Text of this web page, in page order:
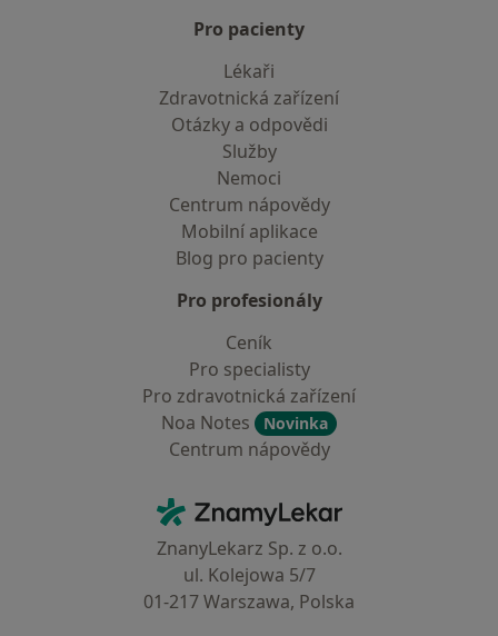
Pro pacienty
Lékaři
Zdravotnická zařízení
Otázky a odpovědi
Služby
Nemoci
Centrum nápovědy
Mobilní aplikace
Blog pro pacienty
Pro profesionály
Ceník
Pro specialisty
Pro zdravotnická zařízení
Noa Notes
Novinka
Centrum nápovědy
ZnamyLekar - Hlavní stránka
ZnanyLekarz Sp. z o.o.
ul. Kolejowa 5/7
01-217 Warszawa, Polska